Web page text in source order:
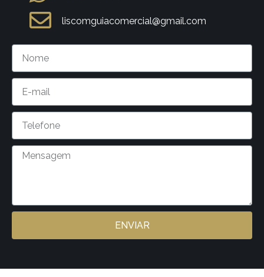
liscomguiacomercial@gmail.com
ENVIAR